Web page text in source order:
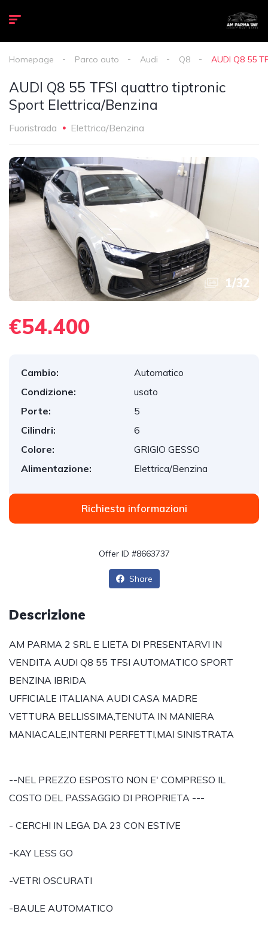
Homepage Parco auto Audi Q8 AUDI Q8 55
AUDI Q8 55 TFSI quattro tiptronic
Sport Elettrica/Benzina
Fuoristrada Elettrica/Benzina
1/32
€54.400
Cambio:
Automatico
Condizione:
usato
Porte:
5
Cilindri:
6
Colore:
GRIGIO GESSO
Alimentazione:
Elettrica/Benzina
Richiesta informazioni
Offer ID #8663737
Share
Descrizione
AM PARMA 2 SRL E LIETA DI PRESENTARVI IN
VENDITA AUDI Q8 55 TFSI AUTOMATICO SPORT
BENZINA IBRIDA
UFFICIALE ITALIANA AUDI CASA MADRE
VETTURA BELLISSIMA,TENUTA IN MANIERA
MANIACALE,INTERNI PERFETTI,MAI SINISTRATA
--NEL PREZZO ESPOSTO NON E' COMPRESO IL
COSTO DEL PASSAGGIO DI PROPRIETA ---
- CERCHI IN LEGA DA 23 CON ESTIVE
-KAY LESS GO
-VETRI OSCURATI
-BAULE AUTOMATICO